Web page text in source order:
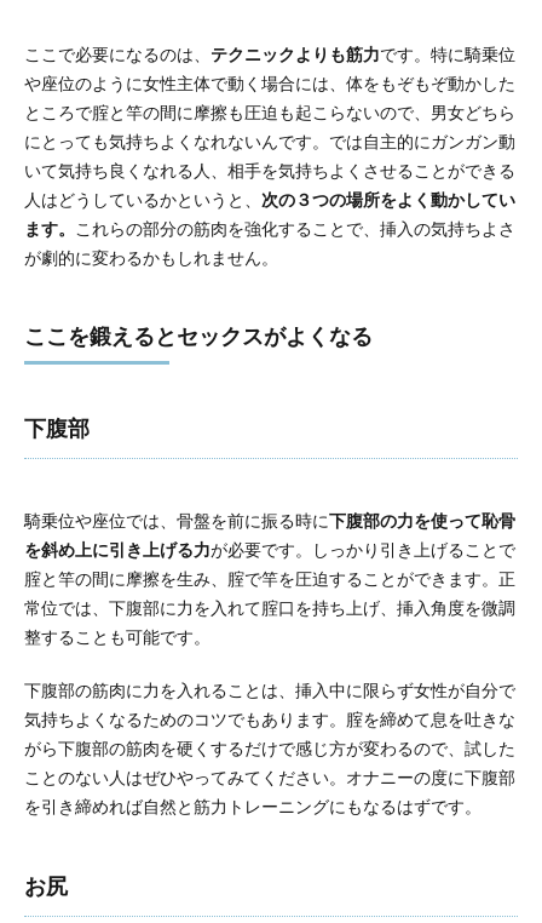
ここで必要になるのは、 テクニックよりも筋力です。特に騎乗位
や座位のように女性主体で動く場合には、体をもぞもぞ動かした
ところで腟と竿の間に摩擦も圧迫も起こらないので、男女どちら
にとっても気持ちよくなれないんです。では自主的にガンガン動
いて気持ち良くなれる人、相手を気持ちよくさせることができる
人はどうしているかというと、 次の３つの場所をよく動かしてい
ます。
これらの部分の筋肉を強化することで、挿入の気持ちよさ
が劇的に変わるかもしれません。
ここを鍛えるとセックスがよくなる
下腹部
騎乗位や座位では、骨盤を前に振る時に下腹部の力を使って恥骨
を斜め上に引き上げる力が必要です。しっかり引き上げることで
腟と竿の間に摩擦を生み、腟で竿を圧迫することができます。正
常位では、下腹部に力を入れて腟口を持ち上げ、挿入角度を微調
整することも可能です。
下腹部の筋肉に力を入れることは、挿入中に限らず女性が自分で
気持ちよくなるためのコツでもあります。腟を締めて息を吐きな
がら下腹部の筋肉を硬くするだけで感じ方が変わるので、試した
ことのない人はぜひやってみてください。オナニーの度に下腹部
を引き締めれば自然と筋力トレーニングにもなるはずです。
お尻